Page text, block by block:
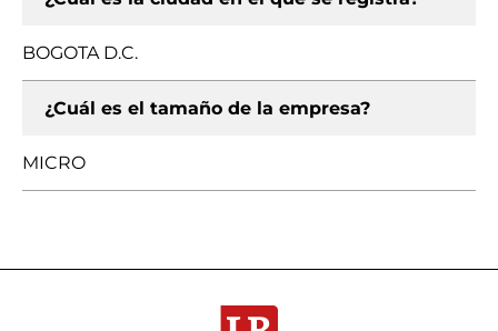
BOGOTA D.C.
¿Cuál es el tamaño de la empresa?
MICRO